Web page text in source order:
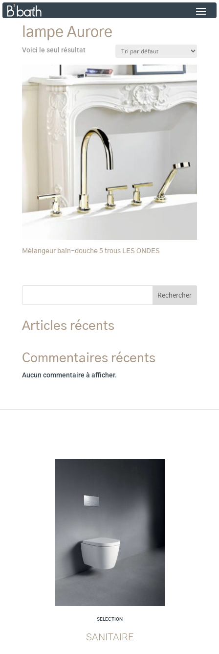
lampe Aurore
Voici le seul résultat
Mélangeur bain-douche 5 trous LES ONDES
Rechercher
Articles récents
Commentaires récents
Aucun commentaire à afficher.
SELECTION
SANITAIRE